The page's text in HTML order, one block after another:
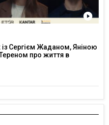
Сергієм Жаданом, Яніною
про життя в